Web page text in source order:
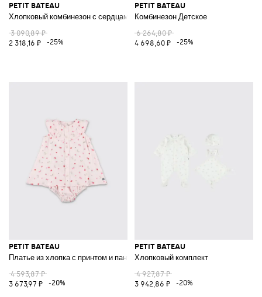
PETIT BATEAU
Хлопковый комбинезон с сердцами
3 090,89 ₽
2 318,16 ₽
-25%
PETIT BATEAU
Комбинезон Детское
6 264,80 ₽
4 698,60 ₽
-25%
PETIT BATEAU
Платье из хлопка с принтом и панталонами
4 593,87 ₽
3 673,97 ₽
-20%
PETIT BATEAU
Хлопковый комплект
4 927,87 ₽
3 942,86 ₽
-20%